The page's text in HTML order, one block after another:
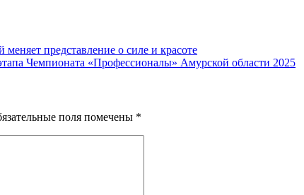
представление о силе и красоте
Чемпионата «Профессионалы» Амурской области 2025
поля помечены *